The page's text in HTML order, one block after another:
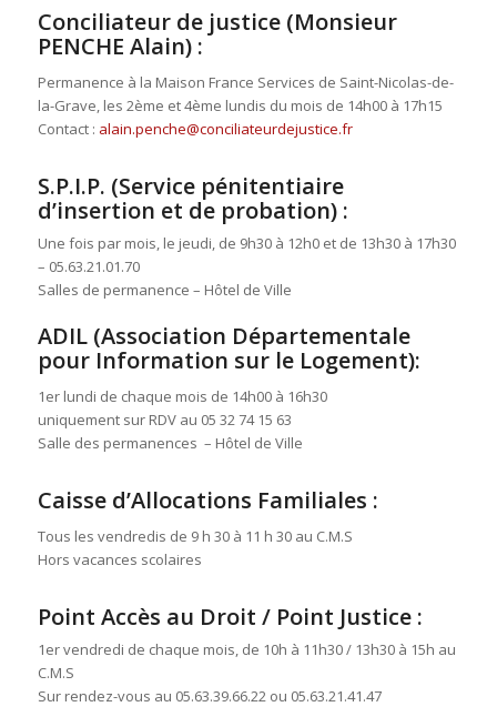
Conciliateur de justice (Monsieur
PENCHE Alain) :
Permanence à la Maison France Services de Saint-Nicolas-de-
la-Grave, les 2ème et 4ème lundis du mois de 14h00 à 17h15
Contact : alain.penche@conciliateurdejustice.fr
S.P.I.P. (Service pénitentiaire
d’insertion et de probation) :
Une fois par mois, le jeudi, de 9h30 à 12h0 et de 13h30 à 17h30
– 05.63.21.01.70
Salles de permanence – Hôtel de Ville
ADIL (Association Départementale
pour Information sur le Logement):
1er lundi de chaque mois de 14h00 à 16h30
uniquement sur RDV au 05 32 74 15 63
Salle des permanences – Hôtel de Ville
Caisse d’Allocations Familiales :
Tous les vendredis de 9 h 30 à 11 h 30 au C.M.S
Hors vacances scolaires
Point Accès au Droit / Point Justice :
1er vendredi de chaque mois, de 10h à 11h30 / 13h30 à 15h au
C.M.S
Sur rendez-vous au 05.63.39.66.22 ou 05.63.21.41.47